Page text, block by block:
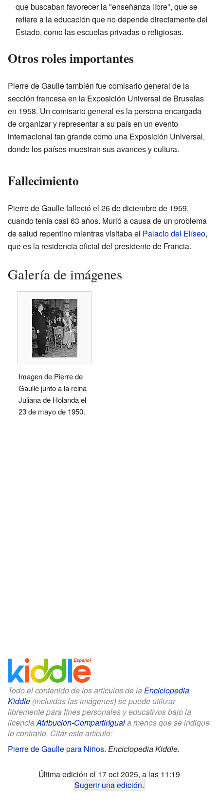
que buscaban favorecer la "enseñanza libre", que se
refiere a la educación que no depende directamente del
Estado, como las escuelas privadas o religiosas.
Otros roles importantes
Pierre de Gaulle también fue comisario general de la
sección francesa en la Exposición Universal de Bruselas
en 1958. Un comisario general es la persona encargada
de organizar y representar a su país en un evento
internacional tan grande como una Exposición Universal,
donde los países muestran sus avances y cultura.
Fallecimiento
Pierre de Gaulle falleció el 26 de diciembre de 1959,
cuando tenía casi 63 años. Murió a causa de un problema
de salud repentino mientras visitaba el Palacio del Elíseo,
que es la residencia oficial del presidente de Francia.
Galería de imágenes
Imagen de Pierre de
Gaulle junto a la reina
Juliana de Holanda el
23 de mayo de 1950.
Todo el contenido de los artículos de la Enciclopedia
Kiddle (incluidas las imágenes) se puede utilizar
libremente para fines personales y educativos bajo la
licenciaAtribución-CompartirIguala menos que se indique
lo contrario. Citar este artículo:
Pierre de Gaulle para Niños. Enciclopedia Kiddle.
Última edición el 17 oct 2025, a las 11:19
Sugerir una edición.